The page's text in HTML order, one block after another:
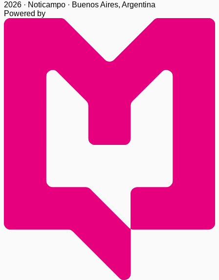
2026 · Noticampo · Buenos Aires, Argentina
Powered by